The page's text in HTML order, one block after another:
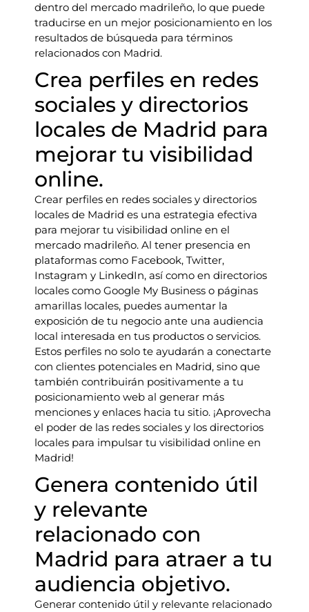
dentro del mercado madrileño, lo que puede
traducirse en un mejor posicionamiento en los
resultados de búsqueda para términos
relacionados con Madrid.
Crea perfiles en redes
sociales y directorios
locales de Madrid para
mejorar tu visibilidad
online.
Crear perfiles en redes sociales y directorios
locales de Madrid es una estrategia efectiva
para mejorar tu visibilidad online en el
mercado madrileño. Al tener presencia en
plataformas como Facebook, Twitter,
Instagram y LinkedIn, así como en directorios
locales como Google My Business o páginas
amarillas locales, puedes aumentar la
exposición de tu negocio ante una audiencia
local interesada en tus productos o servicios.
Estos perfiles no solo te ayudarán a conectarte
con clientes potenciales en Madrid, sino que
también contribuirán positivamente a tu
posicionamiento web al generar más
menciones y enlaces hacia tu sitio. ¡Aprovecha
el poder de las redes sociales y los directorios
locales para impulsar tu visibilidad online en
Madrid!
Genera contenido útil
y relevante
relacionado con
Madrid para atraer a tu
audiencia objetivo.
Generar contenido útil y relevante relacionado